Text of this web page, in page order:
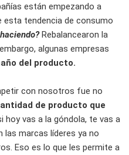
están empezando a
esta tendencia de consumo
Rebalancearon la
algunas empresas
del producto.
con nosotros fue no
de producto que
hoy vas a la góndola, te vas a
las marcas líderes ya no
Eso es lo que les permite a